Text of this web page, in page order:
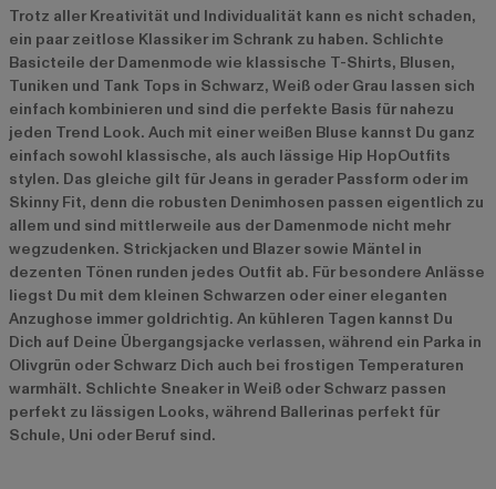
Trotz aller Kreativität und Individualität kann es nicht schaden,
ein paar zeitlose Klassiker im Schrank zu haben. Schlichte
Basicteile der Damenmode wie klassische T-Shirts, Blusen,
Tuniken und Tank Tops in Schwarz, Weiß oder Grau lassen sich
einfach kombinieren und sind die perfekte Basis für nahezu
jeden Trend Look. Auch mit einer weißen Bluse kannst Du ganz
einfach sowohl klassische, als auch lässige Hip HopOutfits
stylen. Das gleiche gilt für Jeans in gerader Passform oder im
Skinny Fit, denn die robusten Denimhosen passen eigentlich zu
allem und sind mittlerweile aus der Damenmode nicht mehr
wegzudenken. Strickjacken und Blazer sowie Mäntel in
dezenten Tönen runden jedes Outfit ab. Für besondere Anlässe
liegst Du mit dem kleinen Schwarzen oder einer eleganten
Anzughose immer goldrichtig. An kühleren Tagen kannst Du
Dich auf Deine Übergangsjacke verlassen, während ein Parka in
Olivgrün oder Schwarz Dich auch bei frostigen Temperaturen
warmhält. Schlichte Sneaker in Weiß oder Schwarz passen
perfekt zu lässigen Looks, während Ballerinas perfekt für
Schule, Uni oder Beruf sind.